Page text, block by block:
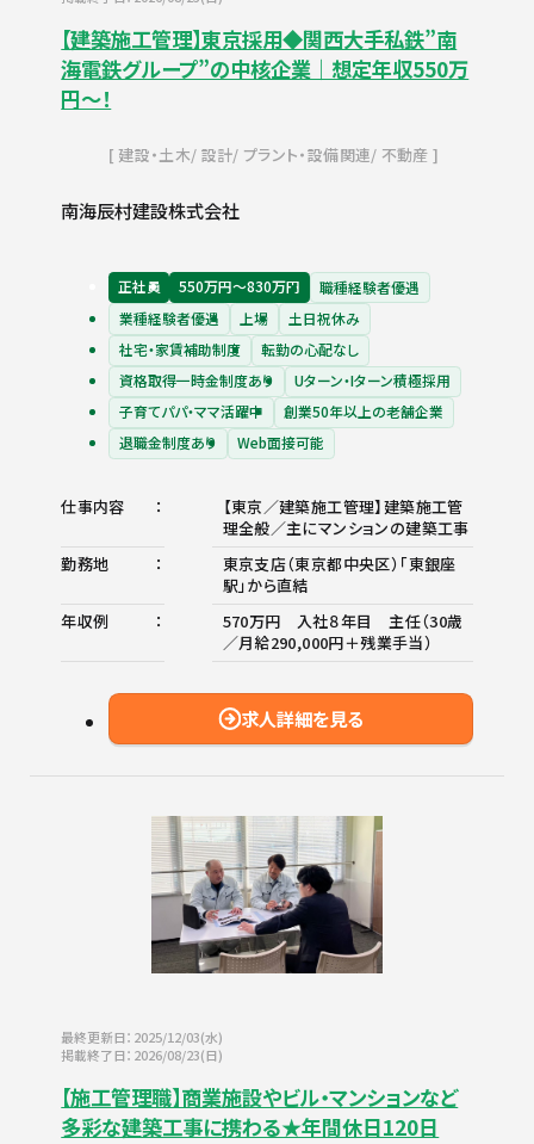
【建築施工管理】東京採用◆関西大手私鉄”南
海電鉄グループ”の中核企業｜想定年収550万
円～！
建設・土木 設計 プラント・設備関連 不動産
南海辰村建設株式会社
正社員 550万円〜830万円
職種経験者優遇
業種経験者優遇
上場
土日祝休み
社宅・家賃補助制度
転勤の心配なし
資格取得一時金制度あり
Uターン・Iターン積極採用
子育てパパ・ママ活躍中
創業50年以上の老舗企業
退職金制度あり
Web面接可能
仕事内容
【東京／建築施工管理】建築施工管
理全般／主にマンションの建築工事
勤務地
東京支店（東京都中央区）「東銀座
駅」から直結
年収例
570万円 入社８年目 主任（30歳
／月給290,000円＋残業手当）
求人詳細を見る
最終更新日：2025/12/03(水)
掲載終了日：2026/08/23(日)
【施工管理職】商業施設やビル・マンションなど
多彩な建築工事に携わる★年間休日120日